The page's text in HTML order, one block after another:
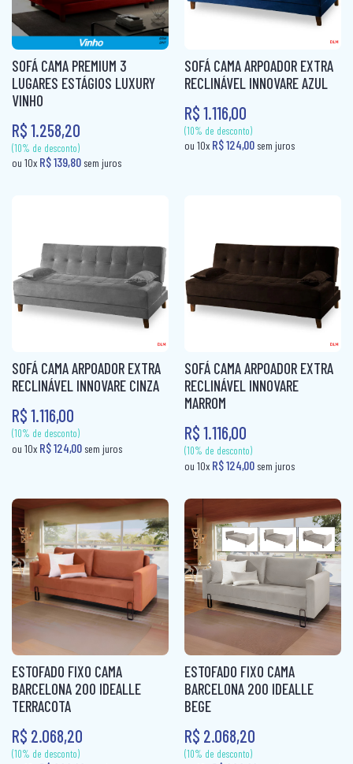
(10% de desconto)
ou 10xR$ 139,80
(10% de desconto)
ou 10x
ou 10xR$ 139,80sem juros R$ 139,80sem
SOFÁ CAMA PREMIUM 3
LUGARES ESTÁGIOS LUXURY
VINHO
R$ 1.258,20
SOFÁ CAMA ARPOADOR EXTRA
RECLINÁVEL INNOVARE AZUL
R$ 1.116,00
SOFÁ CAMA ARPOADOR EXTRA
RECLINÁVEL INNOVARE CINZA
R$ 1.116,00
SOFÁ CAMA ARPOADOR EXTRA
RECLINÁVEL INNOVARE
MARROM
R$ 1.116,00
ESTOFADO FIXO CAMA
BARCELONA 200 IDEALLE
TERRACOTA
R$ 2.068,20
ESTOFADO FIXO CAMA
BARCELONA 200 IDEALLE
BEGE
R$ 2.068,20